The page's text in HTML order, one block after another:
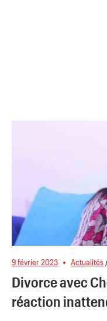
9 février 2023 Actualités
Divorce avec
réaction